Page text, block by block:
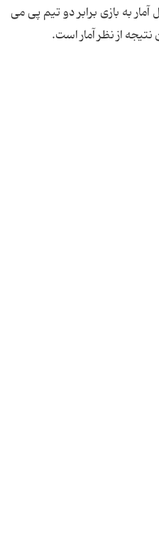
به بازی برابر دو تیم پی می
از نظر آمار است.